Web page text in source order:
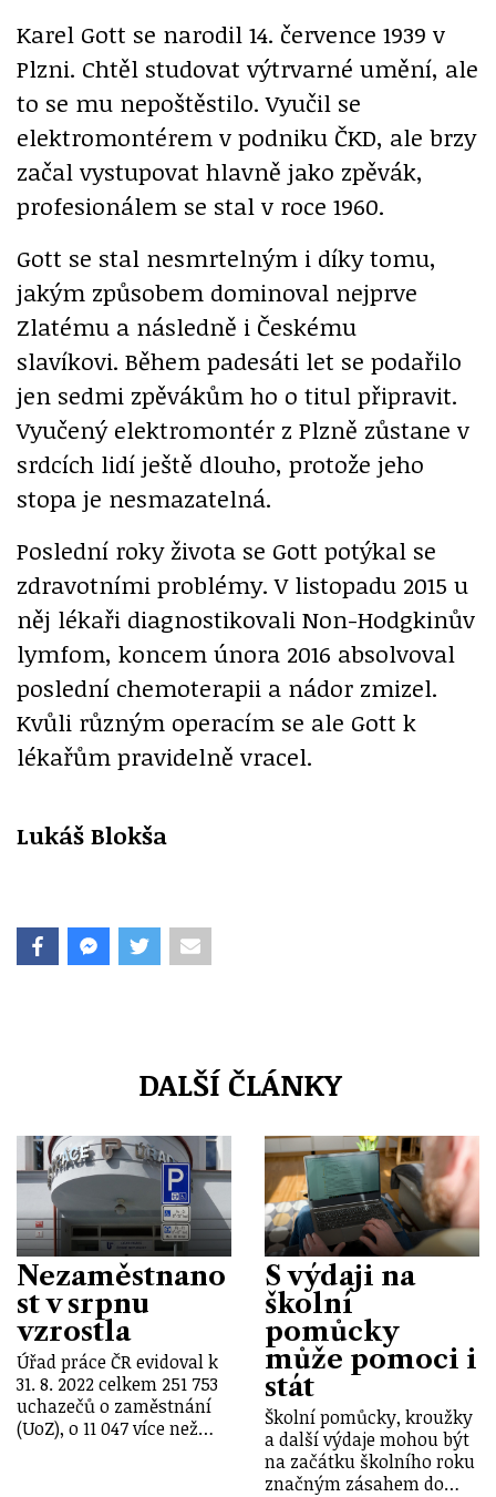
Karel Gott se narodil 14. července 1939 v
Plzni. Chtěl studovat výtrvarné umění, ale
to se mu nepoštěstilo. Vyučil se
elektromontérem v podniku ČKD, ale brzy
začal vystupovat hlavně jako zpěvák,
profesionálem se stal v roce 1960.
Gott se stal nesmrtelným i díky tomu,
jakým způsobem dominoval nejprve
Zlatému a následně i Českému
slavíkovi. Během padesáti let se podařilo
jen sedmi zpěvákům ho o titul připravit.
Vyučený elektromontér z Plzně zůstane v
srdcích lidí ještě dlouho, protože jeho
stopa je nesmazatelná.
Poslední roky života se Gott potýkal se
zdravotními problémy. V listopadu 2015 u
něj lékaři diagnostikovali Non-Hodgkinův
lymfom, koncem února 2016 absolvoval
poslední chemoterapii a nádor zmizel.
Kvůli různým operacím se ale Gott k
lékařům pravidelně vracel.
Lukáš Blokša
DALŠÍ ČLÁNKY
Nezaměstnano
st v srpnu
vzrostla
Úřad práce ČR evidoval k
31. 8. 2022 celkem 251 753
uchazečů o zaměstnání
(UoZ), o 11 047 více než…
S výdaji na
školní
pomůcky
může pomoci i
stát
Školní pomůcky, kroužky
a další výdaje mohou být
na začátku školního roku
značným zásahem do…